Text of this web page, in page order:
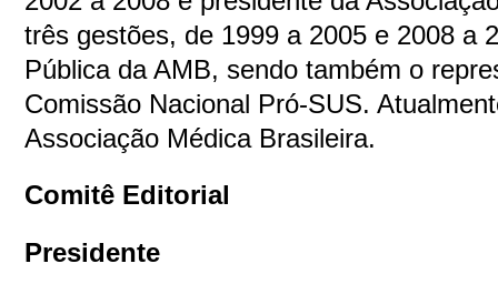
três gestões, de 1999 a 2005 e 2008 a
Pública da AMB, sendo também o
Comissão Nacional Pró-SUS.
Associação Médica Brasileira.
Comitê Editorial
Presidente